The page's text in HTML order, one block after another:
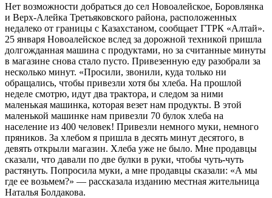
Нет возможности добраться до сел Новоалейское, Боровлянка
и Верх-Алейка Третьяковского района, расположенных
недалеко от границы с Казахстаном, сообщает ГТРК «Алтай».
25 января Новоалейское вслед за дорожной техникой пришла
долгожданная машина с продуктами, но за считанные минуты
в магазине снова стало пусто. Привезенную еду разобрали за
несколько минут. «Просили, звонили, куда только ни
обращались, чтобы привезли хотя бы хлеба. На прошлой
неделе смотрю, идут два трактора, и следом за ними
маленькая машинка, которая везет нам продукты. В этой
маленькой машинке нам привезли 70 булок хлеба на
население из 400 человек! Привезли немного муки, немного
пряников. За хлебом я пришла в десять минут десятого, в
девять открыли магазин. Хлеба уже не было. Мне продавцы
сказали, что давали по две булки в руки, чтобы чуть-чуть
растянуть. Попросила муки, а мне продавцы сказали: «А мы
где ее возьмем?» — рассказала изданию местная жительница
Наталья Болдакова.